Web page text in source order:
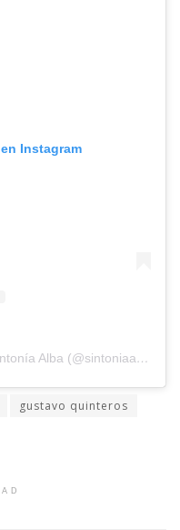
Instagram
Una publicación compartida por Sintonía Alba (@sintoniaalbaradio)
gustavo quinteros